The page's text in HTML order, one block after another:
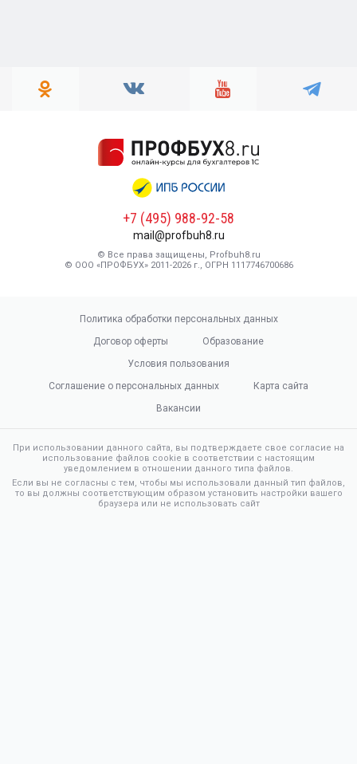
+7 (495) 988-92-58
mail@profbuh8.ru
© Все права защищены, Profbuh8.ru
© ООО «ПРОФБУХ» 2011-2026 г., ОГРН 1117746700686
Политика обработки персональных данных
Договор оферты
Образование
Условия пользования
Соглашение о персональных данных
Карта сайта
Вакансии
При использовании данного сайта, вы подтверждаете свое согласие на
использование файлов cookie в соответствии с настоящим
уведомлением в отношении данного типа файлов.
Если вы не согласны с тем, чтобы мы использовали данный тип файлов,
то вы должны соответствующим образом установить настройки вашего
браузера или не использовать сайт